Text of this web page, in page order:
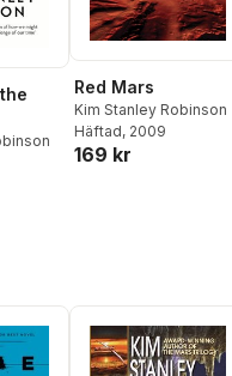
Totalt antal röster:
Red Mars
Kim Stanley Robinson
Häftad, 2009
169 kr